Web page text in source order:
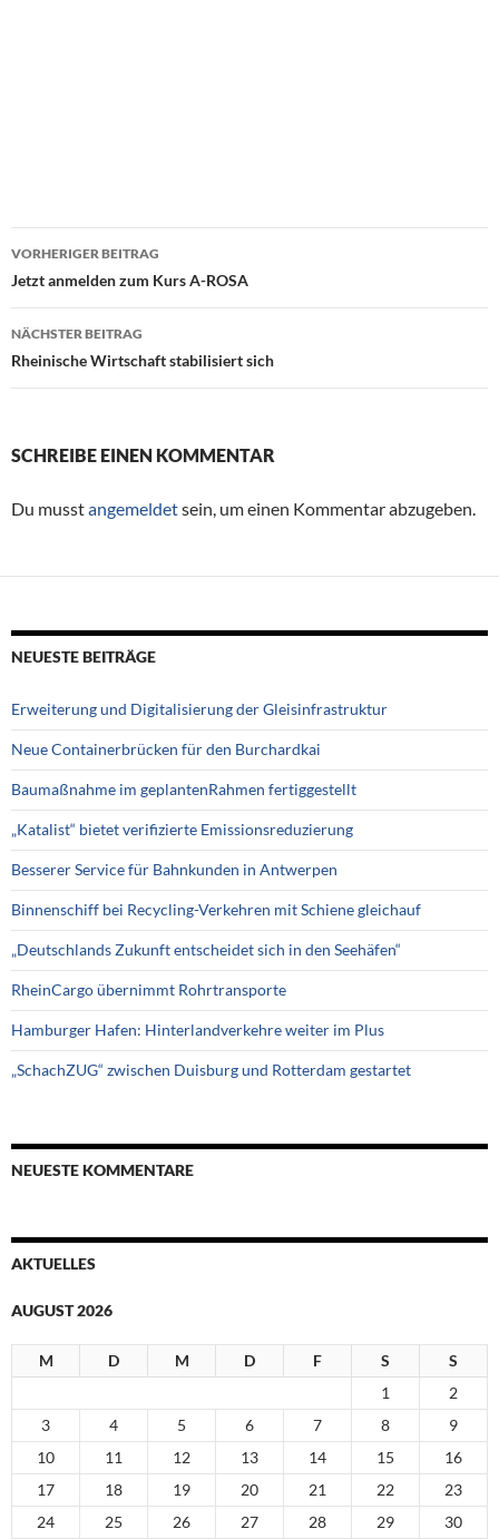
Beitragsnavigation
VORHERIGER BEITRAG
Jetzt anmelden zum Kurs A-ROSA
NÄCHSTER BEITRAG
Rheinische Wirtschaft stabilisiert sich
SCHREIBE EINEN KOMMENTAR
Du musstangemeldetsein, um einen Kommentar abzugeben.
NEUESTE BEITRÄGE
Erweiterung und Digitalisierung der Gleisinfrastruktur
Neue Containerbrücken für den Burchardkai
Baumaßnahme im geplantenRahmen fertiggestellt
„Katalist“ bietet verifizierte Emissionsreduzierung
Besserer Service für Bahnkunden in Antwerpen
Binnenschiff bei Recycling-Verkehren mit Schiene gleichauf
„Deutschlands Zukunft entscheidet sich in den Seehäfen“
RheinCargo übernimmt Rohrtransporte
Hamburger Hafen: Hinterlandverkehre weiter im Plus
„SchachZUG“ zwischen Duisburg und Rotterdam gestartet
NEUESTE KOMMENTARE
AKTUELLES
AUGUST 2026
M D M D F S
S
1
2
3
4 5 6 7 8
9
10
11 12 13 14 15
16
17
18 19 20 21 22
23
24
25 26 27 28 29 30